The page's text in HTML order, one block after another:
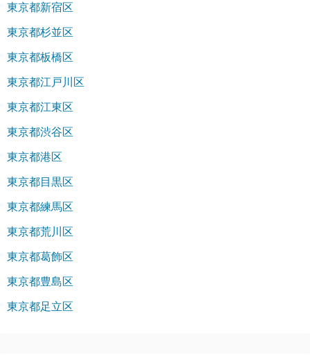
東京都新宿区
東京都杉並区
東京都板橋区
東京都江戸川区
東京都江東区
東京都渋谷区
東京都港区
東京都目黒区
東京都練馬区
東京都荒川区
東京都葛飾区
東京都豊島区
東京都足立区